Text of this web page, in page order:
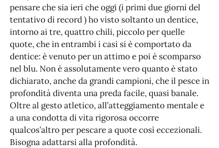
pensare che sia ieri che oggi (i primi due giorni del
tentativo di record ) ho visto soltanto un dentice,
intorno ai tre, quattro chili, piccolo per quelle
quote, che in entrambi i casi si è comportato da
dentice: è venuto per un attimo e poi è scomparso
nel blu. Non è assolutamente vero quanto è stato
dichiarato, anche da grandi campioni, che il pesce in
profondità diventa una preda facile, quasi banale.
Oltre al gesto atletico, all’atteggiamento mentale e
a una condotta di vita rigorosa occorre
qualcos’altro per pescare a quote così eccezionali.
Bisogna adattarsi alla profondità.